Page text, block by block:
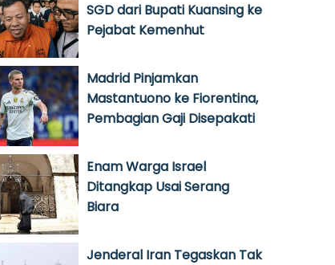
SGD dari Bupati Kuansing ke
Pejabat Kemenhut
Madrid Pinjamkan
Mastantuono ke Fiorentina,
Pembagian Gaji Disepakati
Enam Warga Israel
Ditangkap Usai Serang
Biara
Jenderal Iran Tegaskan Tak